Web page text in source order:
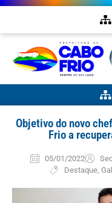
Objetivo do novo
Frio a
05/01/2022
Destaque,